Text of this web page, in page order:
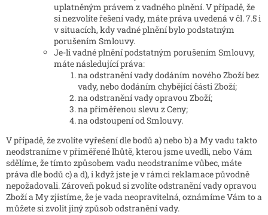
uplatněným právem z vadného plnění. V případě, že
si nezvolíte řešení vady, máte práva uvedená v čl. 7.5 i
v situacích, kdy vadné plnění bylo podstatným
porušením Smlouvy.
Je-li vadné plnění podstatným porušením Smlouvy,
máte následující práva:
na odstranění vady dodáním nového Zboží bez
vady, nebo dodáním chybějící části Zboží;
na odstranění vady opravou Zboží;
na přiměřenou slevu z Ceny;
na odstoupení od Smlouvy.
V případě, že zvolíte vyřešení dle bodů a) nebo b) a My vadu takto
neodstraníme v přiměřené lhůtě, kterou jsme uvedli, nebo Vám
sdělíme, že tímto způsobem vadu neodstraníme vůbec, máte
práva dle bodů c) a d), i když jste je v rámci reklamace původně
nepožadovali. Zároveň pokud si zvolíte odstranění vady opravou
Zboží a My zjistíme, že je vada neopravitelná, oznámíme Vám to a
můžete si zvolit jiný způsob odstranění vady.